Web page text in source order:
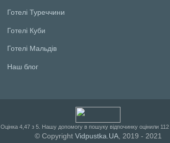
Готелі Туреччини
Готелі Куби
Готелі Мальдiв
Наш блог
Оцiнка 4,47 з 5. Нашу допомогу в пошуку відпочинку оцінили 112
© Copyright Vidpustka.UA, 2019 - 2021